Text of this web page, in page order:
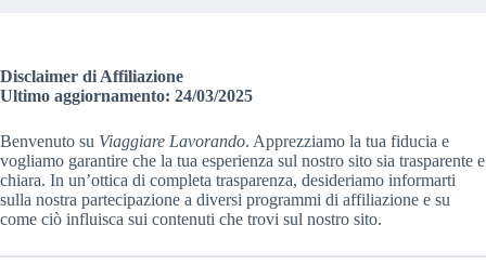
Disclaimer di Affiliazione
Ultimo aggiornamento: 24/03/2025
Benvenuto su Viaggiare Lavorando. Apprezziamo la tua fiducia e
vogliamo garantire che la tua esperienza sul nostro sito sia trasparente e
chiara. In un’ottica di completa trasparenza, desideriamo informarti
sulla nostra partecipazione a diversi programmi di affiliazione e su
come ciò influisca sui contenuti che trovi sul nostro sito.